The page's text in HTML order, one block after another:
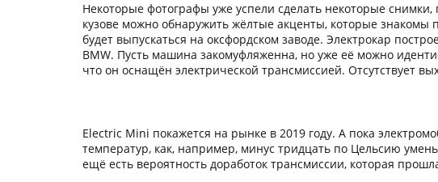
Некоторые фотографы уже успели сделать некоторые
кузове можно обнаружить жёлтые акценты, которые
будет выпускаться на оксфордском заводе. Электрокар
BMW. Пусть машина закомуфляженна, но уже её можно
что он оснащён электрической трансмиссией. Отсутствует
Electric Mini покажется на рынке в 2019 году. А пока
температур, как, например, минус тридцать по Цельсию
ещё есть вероятность доработок трансмиссии, которая